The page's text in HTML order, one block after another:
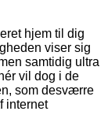
hjem til dig
viser sig
samtidig ultra
vil dog i de
som desværre
internet